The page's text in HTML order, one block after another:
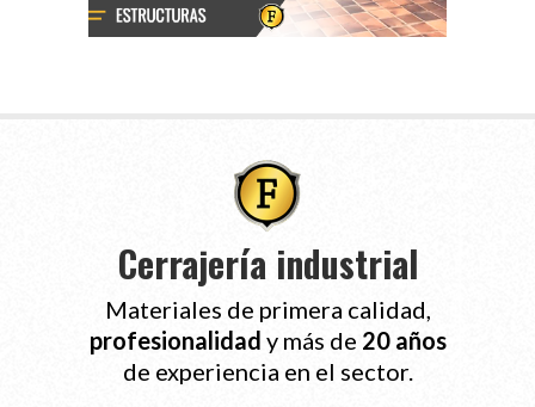
Cerrajería industrial
Materiales de primera calidad,
profesionalidad y más de 20 años
de experiencia en el sector.